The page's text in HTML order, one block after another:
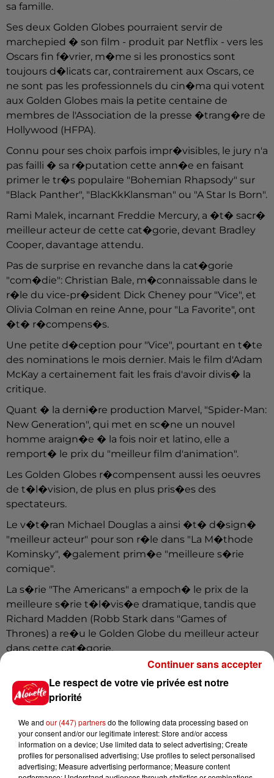
sa famille.
Ses deux Golden Globes pourraient servir de
marchepied � son film - produit par Netflix - vers les
Oscars fin f�vrier, m�me si les pronostics sont
toujours d�licats car, contrairement aux Oscars, ce
ne sont pas les professionnels du cin�ma qui votent
aux Golden Globes mais la petite centaine de
membres de l'Association de la presse �trang�re de
Hollywood (HFPA).
Connu pour ses choix parfois impr�visibles, le jury n'a
pas failli � sa r�putation cette ann�e en faisant
primer le tr�s populaire "Bohemian Rhapsody" sur
"Black Panther", "BlacKkKlansman" ou "A Star Is Born".
Rami Malek, incarnant Freddie Mercury, a �t� sacr�
meilleur acteur de cette cat�gorie, devant Bradley
Cooper, davantage attendu.
Pas de surprise en revanche dans la cat�gorie
"com�die": Christian Bale, m�connaissable dans le
r�le du vice-pr�sident Dick Cheney pour "Vice", et
Olivia Colman en reine Anne, pour "La Favorite", ont
�t� r�compens�s.
Une petite d�ception pour "Vice", pourtant en t�te
des nominations le mois dernier. Mais le film d'Adam
McKay a certainement fait les frais d'avoir divis� la
critique.
Quant � la derni�re production Marvel, "Spider-Man:
New Generation", qui met en sc�ne un nouvel
homme araign�e � la fois noir et latino, elle a
remport� le prix du "meilleur film d'animation".
Les Golden Globes r�compensent aussi les oeuvres
de t�l�vision, de plus en plus pris�es des
spectateurs.
Le v�t�ran Michael Douglas a ainsi �t� d�sign�
"meilleur acteur" pour son r�le dans "La M�thode
Kominsky", �galement prim�e "meilleure s�rie
comique".
La s�rie "The Americans" a empoch� le prix de la
meilleure s�rie t�l�vis�e dramatique, tandis que
Richard Madden (Robb Stark dans "Games of
Thrones) a re�u le Golden Globe du meilleur acteur
dans cette cat�gorie.
La soir�e �tait pr�sent�e par le duo de
com�diens Andy Samberg et Sandra Oh,
r�compens�e par un Golden Globe pour son r�le
Infos Voir plus
15h30
Le respect de votre vie privée est notre
priorité
We and our (447) partnersdo the following data processing based on
your consent and/or our legitimate interest: Store and/or access
information on a device; Use limited data to select advertising; Create
profiles for personalised advertising; Use profiles to select personalised
advertising; Measure advertising performance; Measure content
Continuer sans accepter